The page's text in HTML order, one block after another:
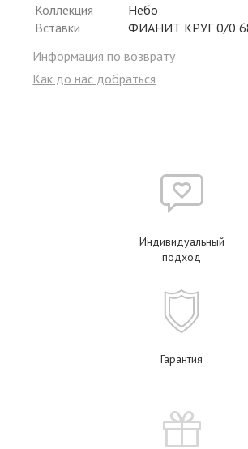
Коллекция
Небо
Вставки
ФИАНИТ КРУГ 0/0
Информация по возврату
Как до нас добраться
Индивидуальный
подход
Гарантия